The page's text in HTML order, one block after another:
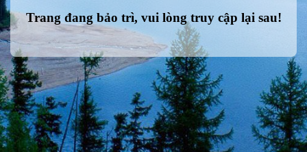
Trang đang bảo trì, vui lòng truy cập lại sau!